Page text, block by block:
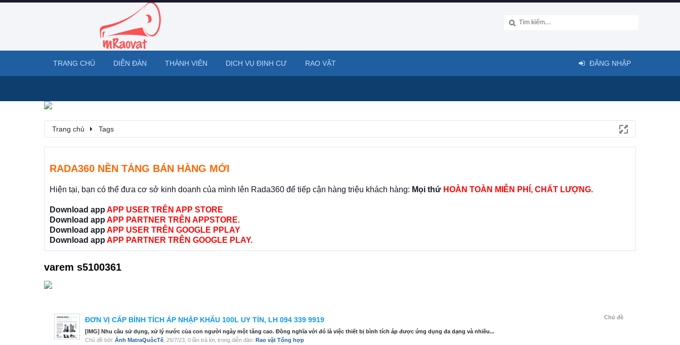
Trang chủ Tags
RADA360 NỀN TẢNG BÁN HÀNG MỚI
Hiện tại, bạn có thể đưa cơ sở kinh doanh của mình lên Rada360 để tiếp cận hàng triệu khách hàng: Mọi thứ HOÀN TOÀN MIỄN PHÍ, CHẤT LƯỢNG.
Download app APP USER TRÊN APP STORE
Download app APP PARTNER TRÊN APPSTORE.
Download app APP USER TRÊN GOOGLE PPLAY
Download app APP PARTNER TRÊN GOOGLE PLAY.
varem s5100361
Chủ đề
ĐƠN VỊ CẤP BÌNH TÍCH ÁP NHẬP KHẨU 100L UY TÍN, LH 094 339 9919
[IMG] Nhu cầu sử dụng, xử lý nước của con người ngày một tăng cao. Đồng nghĩa với đó là việc thiết bị bình tích áp được ứng dụng đa dạng và nhiều...
Chủ đề bởi: Ánh MatraQuôcTế 26/7/23 , 0 lần trả lời, trong diễn đàn: Rao vặt Tổng hợp
TRANG CHỦ DIỄN ĐÀN THÀNH VIÊN DỊCH VỤ ĐỊNH CƯ RAO VẶT ĐĂNG NHẬP